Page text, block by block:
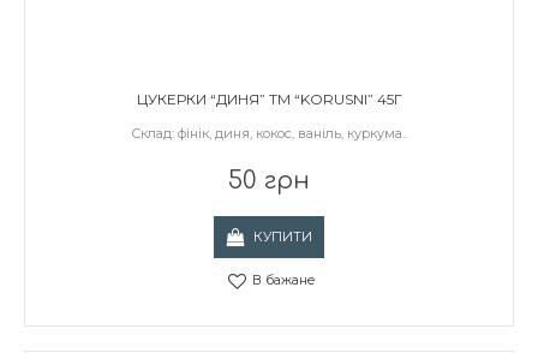
ЦУКЕРКИ “ДИНЯ” ТМ “KORUSNI” 45Г
Склад: фінік, диня, кокос, ваніль, куркума..
50 грн
КУПИТИ
В бажане